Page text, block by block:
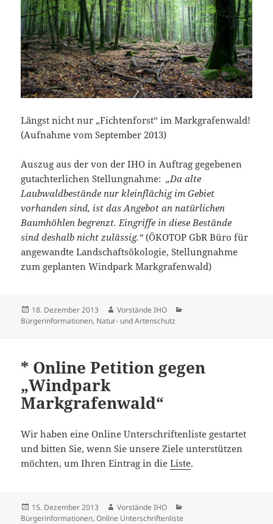
Längst nicht nur „Fichtenforst“ im Markgrafenwald!
(Aufnahme vom September 2013)
Auszug aus der von der IHO in Auftrag gegebenen
gutachterlichen Stellungnahme:„Da alte
Laubwaldbestände nur kleinflächig im Gebiet
vorhanden sind, ist das Angebot an natürlichen
Baumhöhlen begrenzt. Eingriffe in diese Bestände
sind deshalb nicht zulässig.“(ÖKOTOP GbR Büro für
angewandte Landschaftsökologie, Stellungnahme
zum geplanten Windpark Markgrafenwald)
Veröffentlicht
am
18. Dezember 2013 Autor
Vorstände IHO
Bürgerinformationen, Natur- und Artenschutz
* Online Petition gegen
„Windpark
Markgrafenwald“
Wir haben eine Online Unterschriftenliste gestartet
und bitten Sie, wenn Sie unsere Ziele unterstützen
möchten, um Ihren Eintrag in dieListe.
Veröffentlicht
am
15. Dezember 2013 Autor
Vorstände IHO
Bürgerinformationen,Online Unterschriftenliste